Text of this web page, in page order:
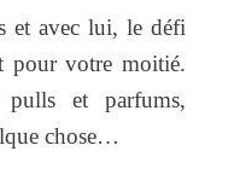
et avec lui, le défi
pour votre moitié.
pulls et parfums,
chose…